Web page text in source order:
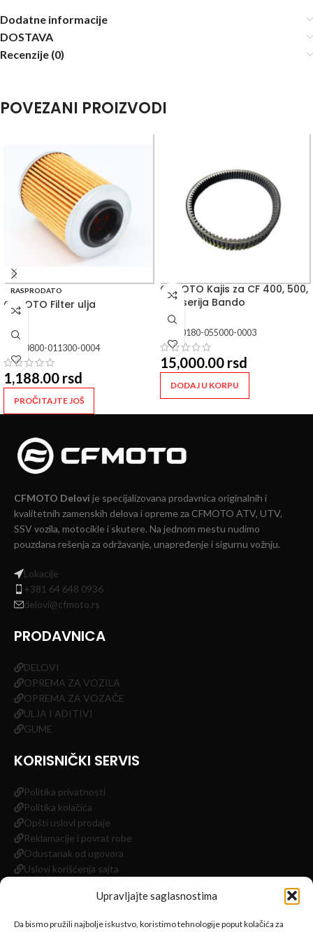
Upravljajte saglasnostima
Da bismo pružili najbolje iskustvo, koristimo tehnologije poput kolačića za
Dodatne informacije
DOSTAVA
Recenzije (0)
POVEZANI PROIZVODI
RASPRODATO
CFMOTO Filter ulja
0800-011300-0004
1,188.00 rsd
PROČITAJTE JOŠ
CFMOTO Kajis za CF 400, 500,
600 serija Bando
0180-055000-0003
15,000.00 rsd
DODAJ U KORPU
CFMOTO Delovi je specijalizovana prodavnica originalnih i
kvalitetnih zamenskih delova i opreme za CFMOTO ATV, UTV,
SSV vozila, motocikle i skutere. Na jednom mestu nudimo
pouzdana rešenja za održavanje, unapređenje i sigurnu vožnju.
Lokacije
+381 64 648 0936
delovi@cfmoto.rs
PRODAVNICA
DELOVI
OPREMA ZA VOZILA
OPREMA ZA VOZAČE
ULJA I ADITIVI
GUME
KORISNIČKI SERVIS
Politika privatnosti
Politika kolačića
Opšti uslovi prodaje
Reklamacije i povrat robe
Odustanak od ugovora
Uslovi korišćenja sajta
INFORMACIJE